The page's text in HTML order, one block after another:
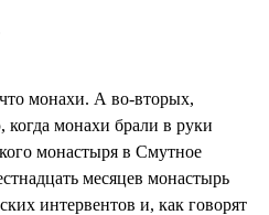
монахи. А во-вторых,
монахи брали в руки
монастыря в Смутное
месяцев монастырь
интервентов и, как говорят